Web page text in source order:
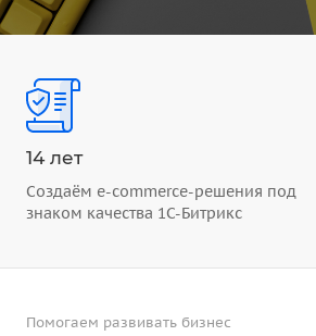
14 лет
Создаём e-commerce-решения под
знаком качества 1С-Битрикс
Помогаем развивать бизнес